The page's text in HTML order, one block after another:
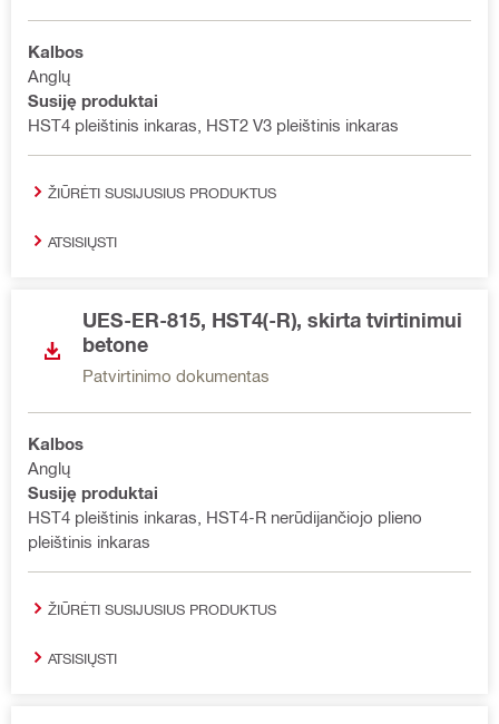
Kalbos
Anglų
Susiję produktai
HST4 pleištinis inkaras, HST2 V3 pleištinis inkaras
ŽIŪRĖTI SUSIJUSIUS PRODUKTUS
ATSISIŲSTI
UES-ER-815, HST4(-R), skirta tvirtinimui
betone
Patvirtinimo dokumentas
Kalbos
Anglų
Susiję produktai
HST4 pleištinis inkaras, HST4-R nerūdijančiojo plieno
pleištinis inkaras
ŽIŪRĖTI SUSIJUSIUS PRODUKTUS
ATSISIŲSTI